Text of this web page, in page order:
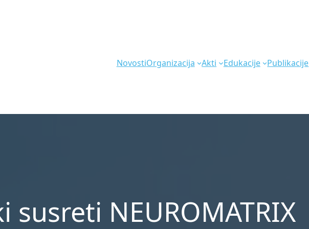
NovostiOrganizacija Akti Edukacije Publikacije
NEUROMATRIX